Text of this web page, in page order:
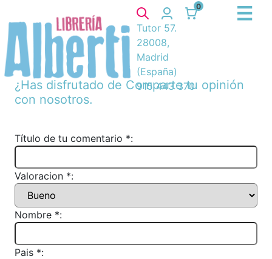
0
Tutor 57.
28008,
Madrid
(España)
915 443 370
¿Has disfrutado de Comparte tu opinión
con nosotros.
Título de tu comentario *:
Valoracion *:
Nombre *:
Pais *: